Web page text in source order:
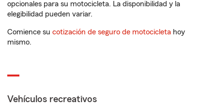
opcionales para su motocicleta. La disponibilidad y la
elegibilidad pueden variar.
Comience su cotización de seguro de motocicleta hoy
mismo.
Vehículos recreativos